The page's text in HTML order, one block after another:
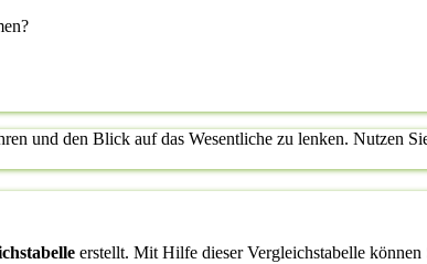
und den Blick auf das Wesentliche zu lenken. Nutzen
erstellt. Mit Hilfe dieser Vergleichstabelle